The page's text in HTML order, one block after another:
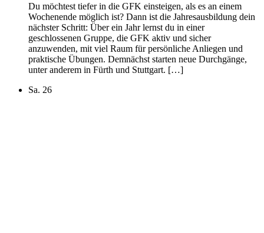
Du möchtest tiefer in die GFK einsteigen, als es an einem
Wochenende möglich ist? Dann ist die Jahresausbildung dein
nächster Schritt: Über ein Jahr lernst du in einer
geschlossenen Gruppe, die GFK aktiv und sicher
anzuwenden, mit viel Raum für persönliche Anliegen und
praktische Übungen. Demnächst starten neue Durchgänge,
unter anderem in Fürth und Stuttgart. […]
Sa. 26